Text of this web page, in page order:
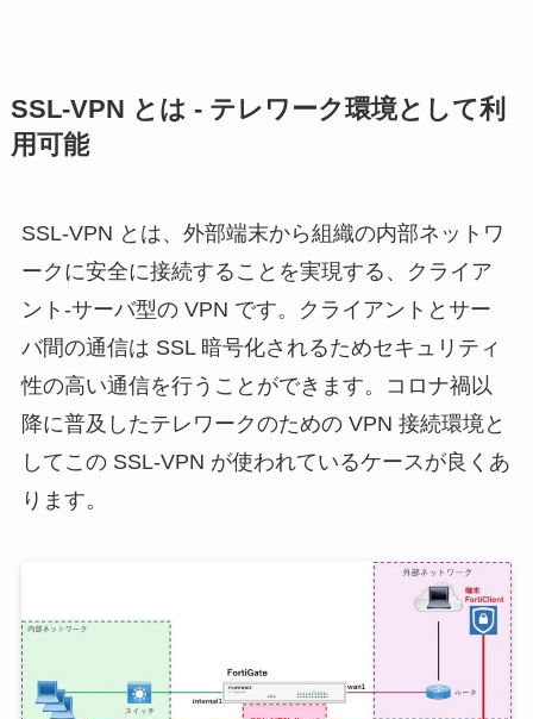
SSL-VPN とは - テレワーク環境として利
用可能
SSL-VPN とは、外部端末から組織の内部ネットワ
ークに安全に接続することを実現する、クライア
ント-サーバ型の VPN です。クライアントとサー
バ間の通信は SSL 暗号化されるためセキュリティ
性の高い通信を行うことができます。コロナ禍以
降に普及したテレワークのための VPN 接続環境と
してこの SSL-VPN が使われているケースが良くあ
ります。